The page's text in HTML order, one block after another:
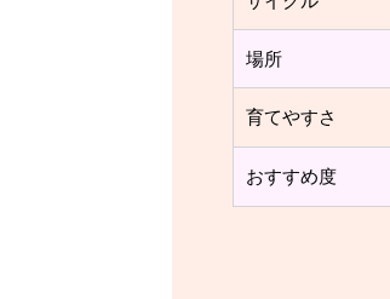
場所
育てやすさ
おすすめ度